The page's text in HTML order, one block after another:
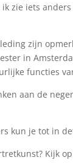
zie iets
zijn
in
functies
aan de
kun je tot in
Kijk